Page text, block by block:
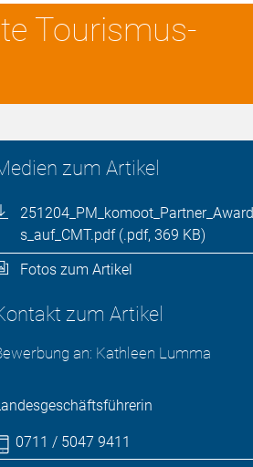
Tourismus-
zum Artikel
251204_PM_komoot_Partner_Award
s_auf_CMT.pdf (.pdf, 369 KB)
Fotos zum Artikel
zum Artikel
an: Kathleen Lumma
0711 / 5047 9411